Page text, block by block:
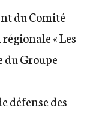
du Comité
« Les
du Groupe
défense des